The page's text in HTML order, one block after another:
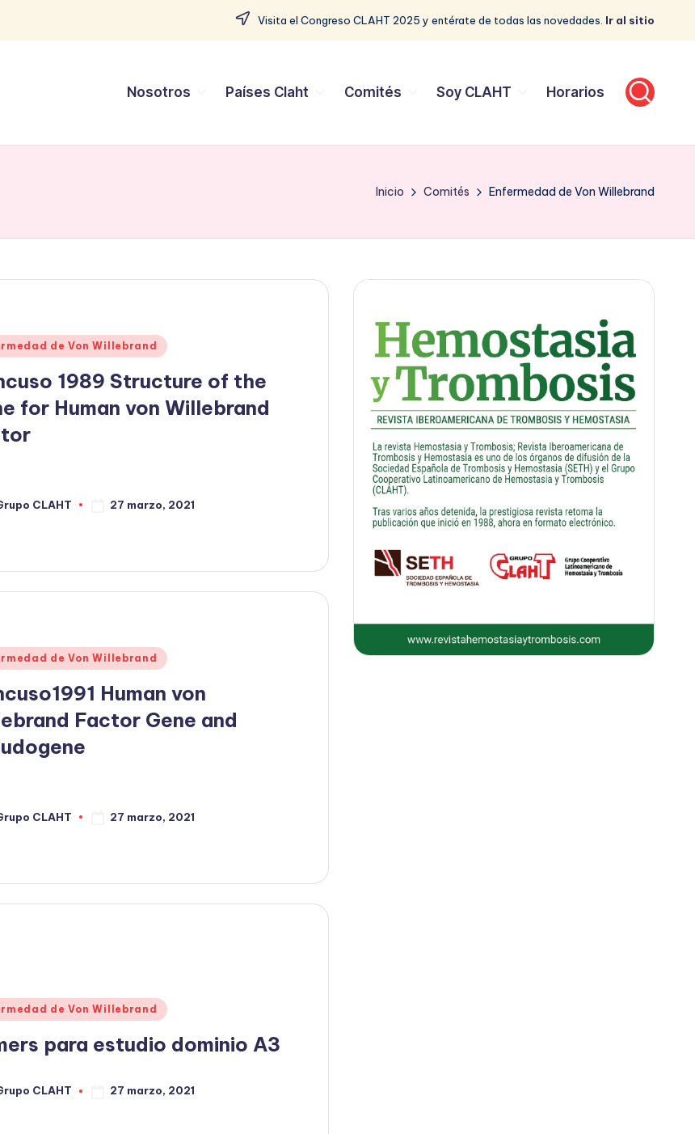
Visita el Congreso CLAHT 2025 y entérate de todas las novedades. Ir al sitio
Nosotros Países Claht Comités Soy CLAHT Horarios
Inicio Comités Enfermedad de Von Willebrand
de Von Willebrand
1989 Structure of the
for Human von Willebrand
CLAHT 27 marzo, 2021
de Von Willebrand
Human von
Factor Gene and
CLAHT 27 marzo, 2021
de Von Willebrand
para estudio dominio A3
CLAHT 27 marzo, 2021